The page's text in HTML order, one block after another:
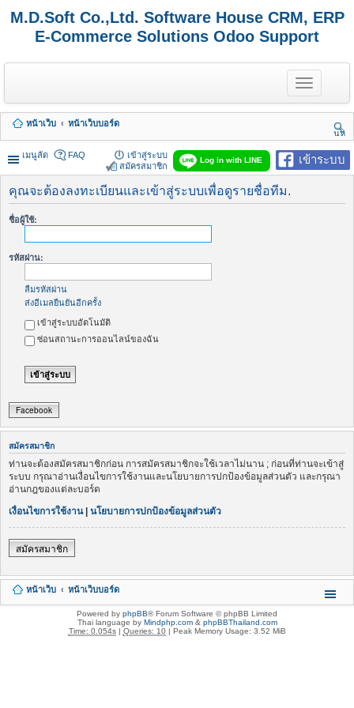
M.D.Soft Co.,Ltd. Software House CRM, ERP
E-Commerce Solutions Odoo Support
T
o
g
e
n
a
v
g
หน้าเว็บ
หน้าเว็บบอร์ด
นห
า
เมนูลัด
เข้าระบบ
Log in with LINE
FAQ
เข้าสู่ระบบ
สมัครสมาชิก
คุณจะต้องลงทะเบียนและเข้าสู่ระบบเพื่อดูรายชื่อทีม.
ชื่อผู้ใช้:
รหัสผ่าน:
ลืมรหัสผ่าน
ส่งอีเมลยืนยันอีกครั้ง
เข้าสู่ระบบอัตโนมัติ
ซ่อนสถานะการออนไลน์ของฉัน
Facebook
สมัครสมาชิก
ท่านจะต้องสมัครสมาชิกก่อน การสมัครสมาชิกจะใช้เวลาไม่นาน ; ก่อนที่ท่านจะเข้าสู่
ระบบ กรุณาอ่านเงื่อนไขการใช้งานและนโยบายการปกป้องข้อมูลส่วนตัว และกรุณา
อ่านกฎของแต่ละบอร์ด
เงื่อนไขการใช้งาน| นโยบายการปกป้องข้อมูลส่วนตัว
สมัครสมาชิก
หน้าเว็บ หน้าเว็บบอร์ด
Powered by phpBB® Forum Software © phpBB Limited
Thai language by Mindphp.com& phpBBThailand.com
Time: 0.054s| Queries: 10| Peak Memory Usage: 3.52 MiB